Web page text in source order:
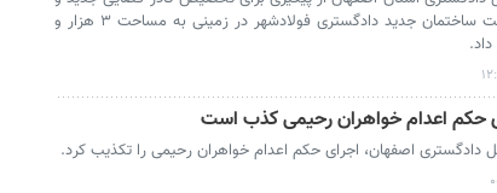
آغاز عملیات ساخت ساختمان جدید دادگستری فولادشهر در زمینی به مساحت ۳ هزار و
حکم اعدام خواهران رحیمی کذب است
دادگستری اصفهان، اجرای حکم اعدام خواهران رحیمی را تکذیب کرد.